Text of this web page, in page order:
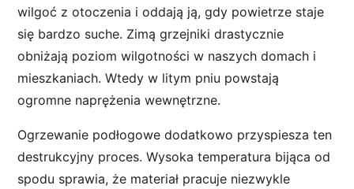
wilgoć z otoczenia i oddają ją, gdy powietrze staje
się bardzo suche. Zimą grzejniki drastycznie
obniżają poziom wilgotności w naszych domach i
mieszkaniach. Wtedy w litym pniu powstają
ogromne naprężenia wewnętrzne.
Ogrzewanie podłogowe dodatkowo przyspiesza ten
destrukcyjny proces. Wysoka temperatura bijąca od
spodu sprawia, że materiał pracuje niezwykle